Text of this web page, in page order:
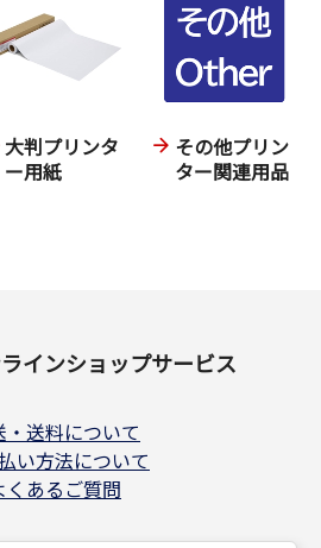
大判プリンタ
ー用紙
その他プリン
ター関連用品
インショップサービス
・送料について
い方法について
くあるご質問